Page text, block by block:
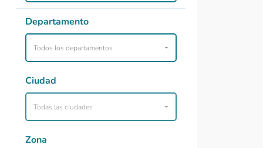
Departamento
Todos los departamentos
Ciudad
Todas las ciudades
Zona